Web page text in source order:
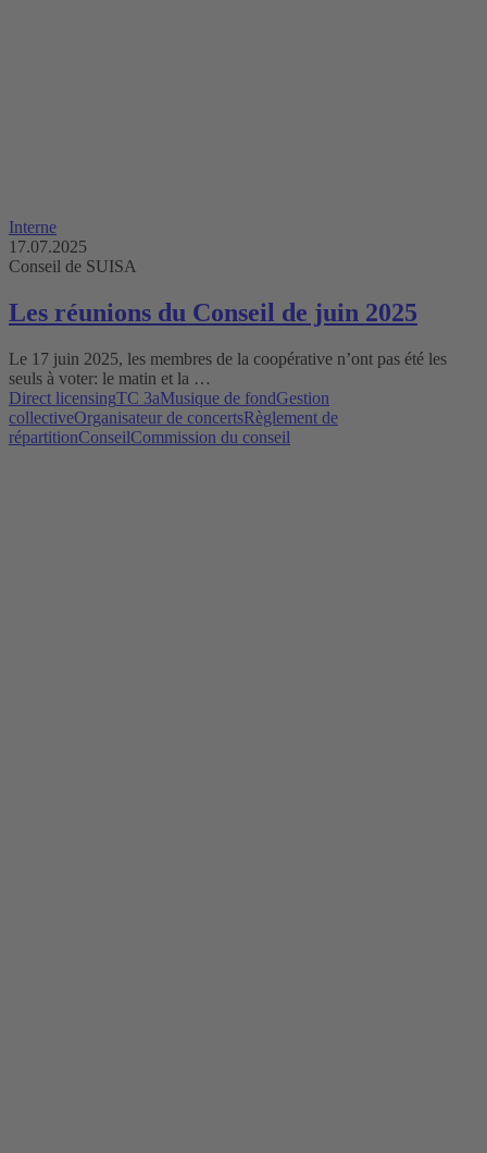
Interne
17.07.2025
Conseil de SUISA
Les réunions du Conseil de juin 2025
Le 17 juin 2025, les membres de la coopérative n’ont pas été les
seuls à voter: le matin et la …
Direct licensingTC 3aMusique de fondGestion
collectiveOrganisateur de concertsRèglement de
répartitionConseilCommission du conseil